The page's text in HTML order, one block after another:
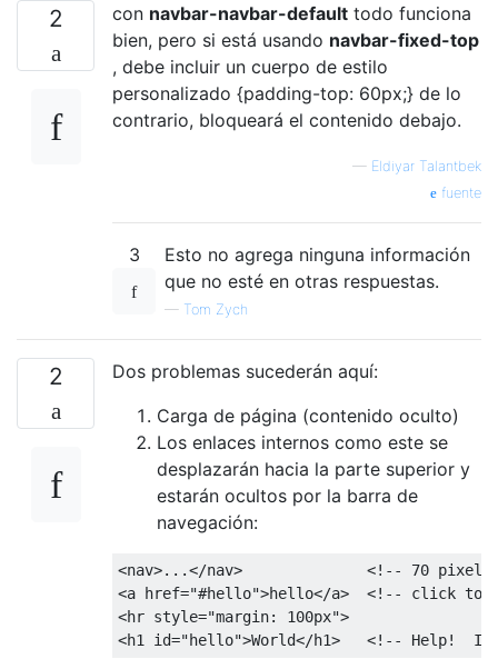
2 con navbar-navbar-default todo funciona
bien, pero si está usando navbar-fixed-top
, debe incluir un cuerpo de estilo
personalizado {padding-top: 60px;} de lo
contrario, bloqueará el contenido debajo.
— Eldiyar Talantbek
fuente
3
Esto no agrega ninguna información
que no esté en otras respuestas.
— Tom Zych
2
Dos problemas sucederán aquí:
Carga de página (contenido oculto)
Los enlaces internos como este se
desplazarán hacia la parte superior y
estarán ocultos por la barra de
navegación:
<nav>...</nav>
<!-- 70
<a href="#hello">hello</a>
<!-- click to
<hr style="margin: 100px">
<h1
id="hello">World</h1> <!-- Help!